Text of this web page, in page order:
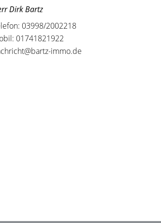
Dirk Bartz
03998/2002218
01741821922
immo.de